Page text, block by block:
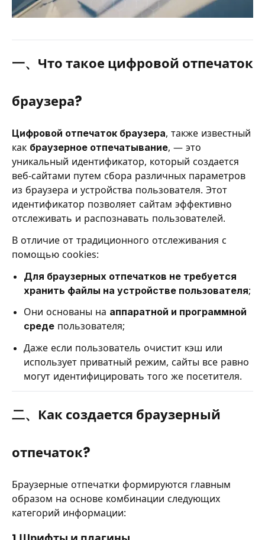
一、Что такое цифровой отпечаток
браузера?
Цифровой отпечаток браузера, также известный
как браузерное отпечатывание, — это
уникальный идентификатор, который создается
веб-сайтами путем сбора различных параметров
из браузера и устройства пользователя. Этот
идентификатор позволяет сайтам эффективно
отслеживать и распознавать пользователей.
В отличие от традиционного отслеживания с
помощью cookies:
Для браузерных отпечатков не требуется
хранить файлы на устройстве пользователя;
Они основаны на аппаратной и программной
среде пользователя;
Даже если пользователь очистит кэш или
использует приватный режим, сайты все равно
могут идентифицировать того же посетителя.
二、Как создается браузерный
отпечаток?
Браузерные отпечатки формируются главным
образом на основе комбинации следующих
категорий информации: